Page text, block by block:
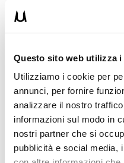
Questo sito web utilizza i
Utilizziamo i cookie per
annunci, per fornire
analizzare il nostro
informazioni sul modo in
nostri partner che si
pubblicità e social media,
corpo a 360 gradi ma
Leggi tutto